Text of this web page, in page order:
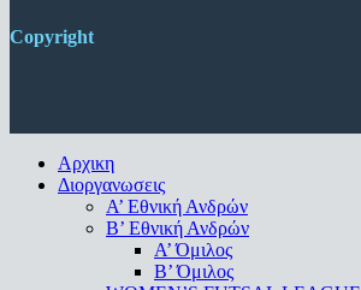
Copyright
Close
Menu
Αρχικη
Διοργανωσεις
Α’ Εθνική Ανδρών
Β’ Εθνική Ανδρών
A’ Όμιλος
Β’ Όμιλος